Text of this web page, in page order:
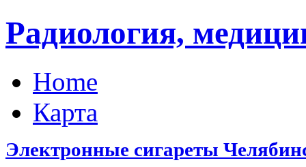
Радиология,
Home
Карта
Электронные сигареты